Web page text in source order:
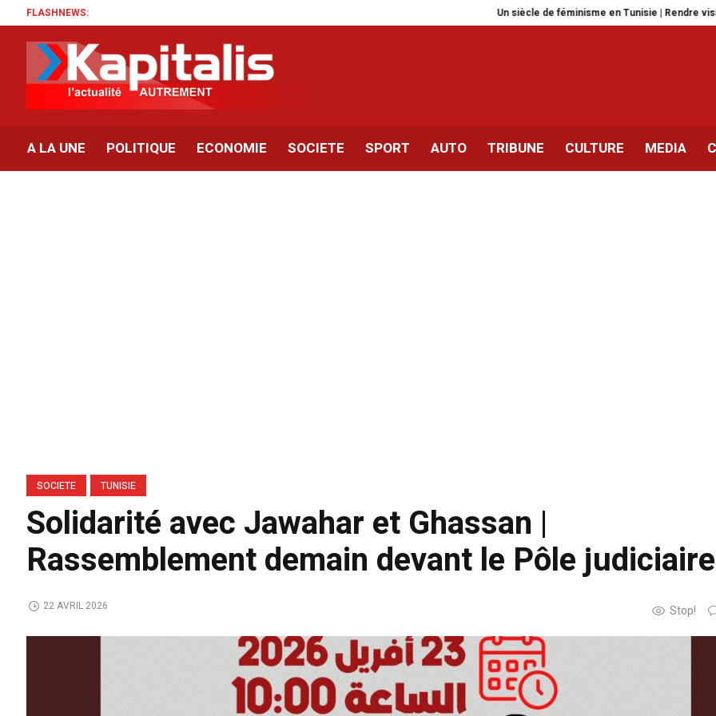
FLASHNEWS: Un siècle de féminisme en Tunisie | Rendre visible les
A LA UNE POLITIQUE ECONOMIE SOCIETE SPORT AUTO TRIBUNE CULTURE MEDIA
SOCIETE TUNISIE
Solidarité avec Jawahar et Ghassan |
Rassemblement demain devant le Pôle judiciaire
Stop!
22 AVRIL 2026